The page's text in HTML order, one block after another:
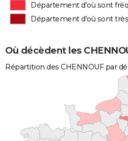
Département d'où sont
Département d'où sont
Où décèdent les
Répartition des CHENNOUF par